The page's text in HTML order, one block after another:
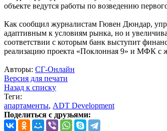
объекте ведутся работы по возведению
Как сообщил журналистам Гювен Дюндар,
адаптивным к условиям рынка, но и
соответствии с которым банк выступит
реализацию проекта «Поклонная 9» и МФК с
Авторы: СГ-Онлайн
Версия для печати
Назад к списку
Теги:
апартаменты, ADT Development
Поделиться с друзьями: